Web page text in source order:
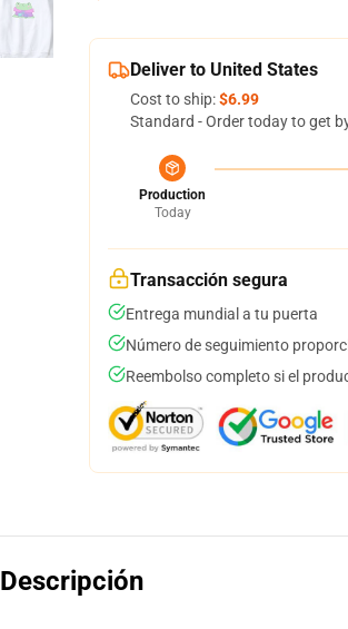
Deliver to United States
Cost to ship:$6.99
Standard - Order today to get
Production
Today
Transacción segura
Entrega mundial a tu puerta
Número de seguimiento
Reembolso completo si el
Descripción